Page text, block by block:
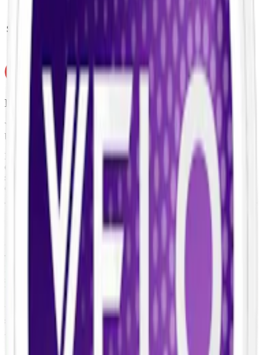
Snustyp:
Nettovikt per
Ej för personer under 18 år.
Velo Icy Berries innehåller nikotin som är ett mycket
beroendeframkallande ämne.
Ingredienser: fyllnadsmedel (E460, cellulosa), vatten, salt, xylitol
(E967), aromer, nikotin, förtjockningsmedel (E401, natriumalginat),
surhetsreglerande medel (E500, natriumkarbonater), sötningsmedel
(E950, acesulfam k)
Om Velo Icy Berries
Velo Icy Berries är ett nytt vitt snus från BAT (British American
Tobacco), lanserad på den svenska marknaden under vintern 2023.
Detta tobaksfria snus har en unik kombination av smak och nikotin
som ger en stark upplevelse. Ett starkt
bär.
Velo Icy Berries har en smak av bär med en kylande touch, vilket
skapar en unik smakupplevelse. Velo Icy Berries ligger strax över
gränsen till vad som betraktas som starkt snus, med en nikotinhalt på
1,43%, vilket ger ett nikotininnehåll på 10 mg per prilla.